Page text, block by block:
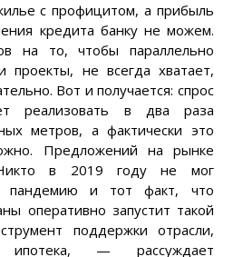
с профицитом, а прибыль
кредита банку не можем.
на то, чтобы параллельно
проекты, не всегда хватает,
Вот и получается: спрос
реализовать в два раза
метров, а фактически это
Предложений на рынке
Никто в 2019 году не мог
пандемию и тот факт, что
оперативно запустит такой
поддержки отрасли,
ипотека, — рассуждает